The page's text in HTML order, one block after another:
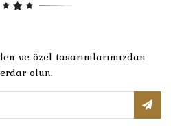
ve özel tasarımlarımızdan
olun.